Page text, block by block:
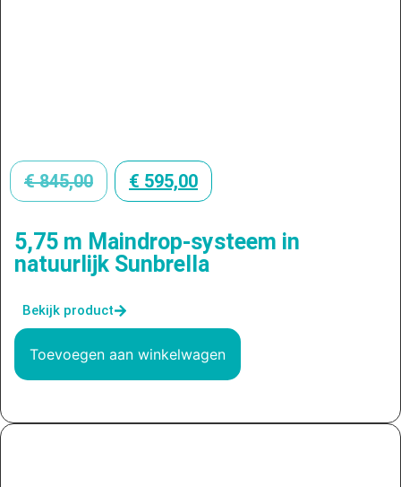
€845,00 € 595,00
5,75 m Maindrop-systeem in
natuurlijk Sunbrella
Bekijk product
Toevoegen aan winkelwagen